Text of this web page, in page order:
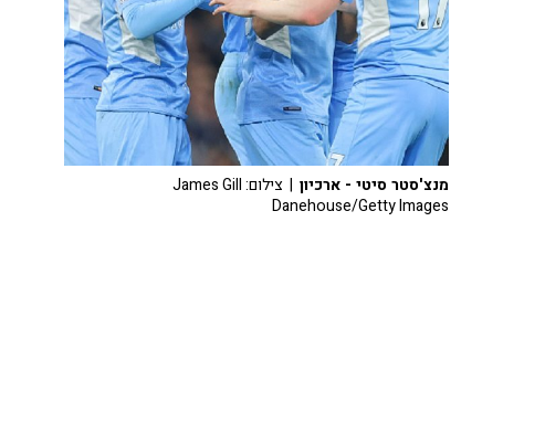
מנצ'סטר סיטי - ארכיון
| צילום: James Gill
Danehouse/Getty Images